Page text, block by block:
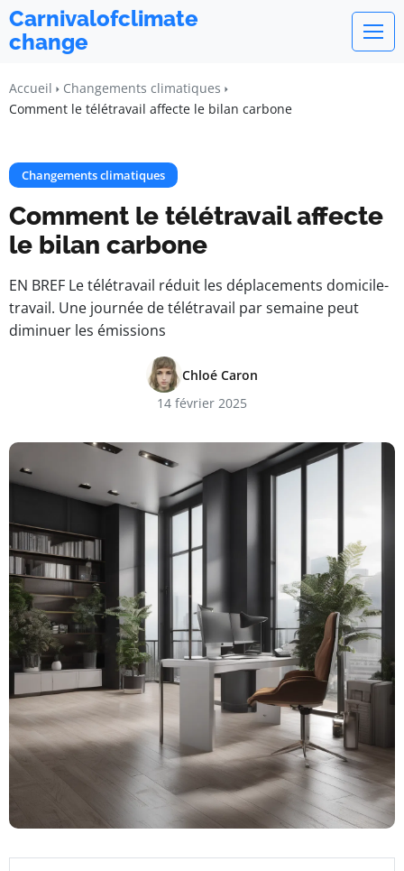
Carnivalofclimate
change
Accueil
Changements climatiques
Comment le télétravail affecte le bilan carbone
Changements climatiques
Comment le télétravail affecte
le bilan carbone
EN BREF Le télétravail réduit les déplacements domicile-
travail. Une journée de télétravail par semaine peut
diminuer les émissions
Chloé Caron
14 février 2025